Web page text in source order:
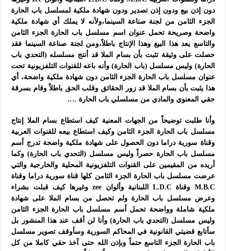
دون إذن بيع ودون إذن تصدير ودون شهادة ملكية لمسلسل باب الحارة
الجزء الثامن من لجنة صناعة السينما،ولأنه لا يملك أي شهادة ملكية
واضحة وصريحة تحمل عنوان اسم مسلسل باب الحارة الجزء الثامن
والتاسع يعد هذا البيع وهذا الإنتاج باطلاً،ومن لجنة صناعة السينما فقد
حصلت على وثيقة تثبت بأن بسام الملا قد أنتج مسلسله (التحدي باب
الحارة) وليس مسلسل (باب الحارة) وأنه باعه للقنوات التلفزيونية تحت
عنوان مسلسل باب الحارة الجزء الثامن دون شهادة ملكية واضحة، أي
هذا يثبت بأن بسام الملا قد زور الحقائق وقلب الحق باطلاً وقام بسرقة
حقي المعنوي والمادي من مسلسلي باب الحارة ….
وأنا طلبت توضيحاً من الجهات المعنية كيف استطاع بسام الملا إنتاج
مسلسل باب الحارة الجزء الثامن وكيف استطاع بيعه للقنوات العربية
وقناة سورية دراما دون الحصول على شهادة ملكية واضحة تدرج أسم
مسلسل باب الحارة حصراً وليس مسلسل (التحدي باب الحارة) وكما
أريده من المقيمين على القنوات التلفزيونية المحلية والخارجية والتي
عرضت مسلسل باب الحارة الجزء الثامن كلها قناة سورية دراما وقناة
M.B.C وقناة L.D.C اللبنانية وألوان zee وغيرها كيف قبلت بشراء
وعرض مسلسل باب الحارة ولم تحصل من بسام الملا على شهادة
ملكية شاملة وواضحة تحمل أسم مسلسل باب الحارة الجزء الثامن
وليس مسلسل (التحدي باب الحارة) وأنا لن أقف عند هذا المنشور بل
سأتابع قضيتي القانونية في المحاكم السورية وسأوقف تصوير مسلسل
باب الحارة الجزء التاسع حتماً وبإذن الله حتى آخذ حقي كاملا من كل